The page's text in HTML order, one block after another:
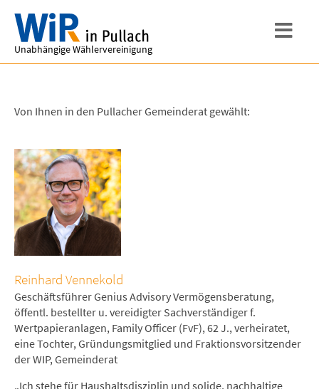
Unabhängige Wählervereinigung
Von Ihnen in den Pullacher Gemeinderat gewählt:
Reinhard Vennekold
Geschäftsführer Genius Advisory Vermögensberatung,
öffentl. bestellter u. vereidigter Sachverständiger f.
Wertpapieranlagen, Family Officer (FvF), 62 J., verheiratet,
eine Tochter, Gründungsmitglied und Fraktionsvorsitzender
der WIP, Gemeinderat
„Ich stehe für Haushaltsdisziplin und solide, nachhaltige